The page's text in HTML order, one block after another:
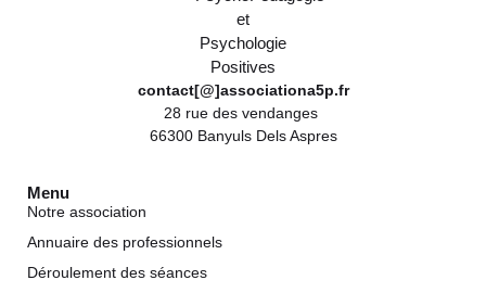
contact[@]associationa5p.fr
28 rue des vendanges
66300 Banyuls Dels Aspres
Menu
Notre association
Annuaire des professionnels
Déroulement des séances